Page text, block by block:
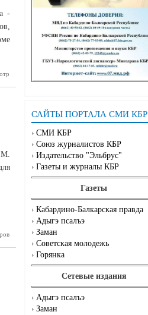
САЙТЫ ПОРТАЛА СМИ КБР
СМИ КБР
Союз журналистов КБР
Издательство "Эльбрус"
Газеты и журналы КБР
Газеты
Кабардино-Балкарская правда
Адыгэ псалъэ
Заман
Советская молодежь
Горянка
Сетевые издания
Адыгэ псалъэ
Заман
-
о День